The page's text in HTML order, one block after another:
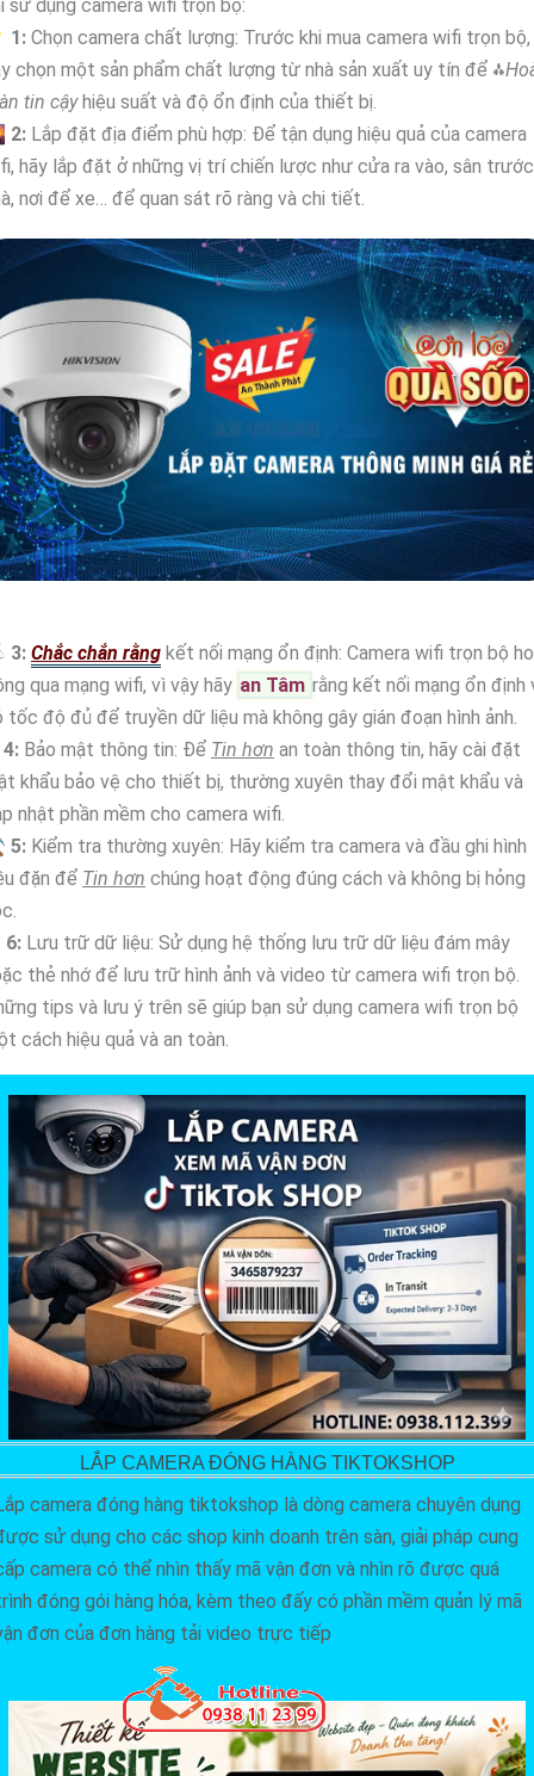
sử dụng camera wifi trọn bộ:
1: Chọn camera chất lượng: Trước khi mua camera wifi trọn bộ,
chọn một sản phẩm chất lượng từ nhà sản xuất uy tín để ⁂
tin cậyhiệu suất và độ ổn định của thiết bị.
2: Lắp đặt địa điểm phù hợp: Để tận dụng hiệu quả của camera
hãy lắp đặt ở những vị trí chiến lược như cửa ra vào, sân trước
nơi để xe… để quan sát rõ ràng và chi tiết.
3: Chắc chắn rằng kết nối mạng ổn định: Camera wifi trọn bộ
qua mạng wifi, vì vậy hãy an Tâm rằng kết nối mạng ổn định
tốc độ đủ để truyền dữ liệu mà không gây gián đoạn hình ảnh.
4: Bảo mật thông tin: Để Tin hơn an toàn thông tin, hãy cài đặt
khẩu bảo vệ cho thiết bị, thường xuyên thay đổi mật khẩu và
nhật phần mềm cho camera wifi.
5: Kiểm tra thường xuyên: Hãy kiểm tra camera và đầu ghi hình
đặn để Tin hơn chúng hoạt động đúng cách và không bị hỏng
6: Lưu trữ dữ liệu: Sử dụng hệ thống lưu trữ dữ liệu đám mây
thẻ nhớ để lưu trữ hình ảnh và video từ camera wifi trọn bộ.
tips và lưu ý trên sẽ giúp bạn sử dụng camera wifi trọn bộ
cách hiệu quả và an toàn.
LẮP CAMERA ĐÓNG HÀNG TIKTOKSHOP
camera đóng hàng tiktokshop là dòng camera chuyên dụng
sử dụng cho các shop kinh doanh trên sàn, giải pháp cung
camera có thể nhìn thấy mã vận đơn và nhìn rõ được quá
đóng gói hàng hóa, kèm theo đấy có phần mềm quản lý mã
đơn của đơn hàng tải video trực tiếp